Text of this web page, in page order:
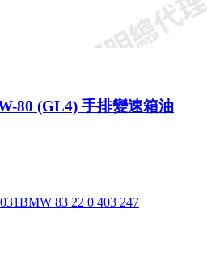
80 (GL4) 手排變速箱油
BMW 83 22 0 403 247